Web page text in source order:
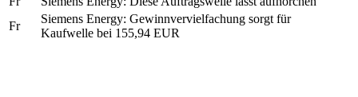
Fr
Siemens Energy: Gewinnvervielfachung sorgt für
Kaufwelle bei 155,94 EUR